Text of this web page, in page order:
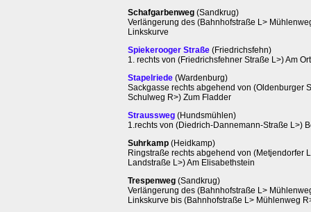
Schafgarbenweg (Sandkrug)
Verlängerung des (Bahnhofstraße L>
Linkskurve
Spiekerooger Straße (Friedrichsfehn)
1. rechts von (Friedrichsfehner Straße L>) Am
Stapelriede (Wardenburg)
Sackgasse rechts abgehend von (Oldenburger
Schulweg R>) Zum Fladder
Straussweg (Hundsmühlen)
1.rechts von (Diedrich-Dannemann-Straße L>)
Suhrkamp (Heidkamp)
Ringstraße rechts abgehend von (Metjendorfer
Landstraße L>) Am Elisabethstein
Trespenweg (Sandkrug)
Verlängerung des (Bahnhofstraße L>
Linkskurve bis (Bahnhofstraße L> Mühlenweg